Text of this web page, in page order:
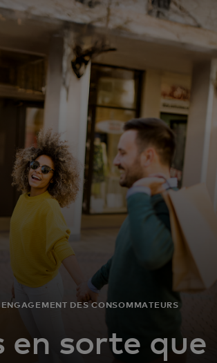
innovateurs
et tendances
DES CONSOMMATEURS
en sorte que